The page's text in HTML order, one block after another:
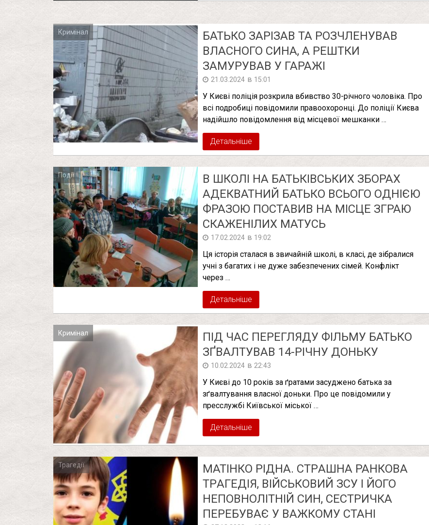
Кримінал
БАТЬКО ЗАРІЗАВ ТА РОЗЧЛЕНУВАВ
ВЛАСНОГО СИНА, А РЕШТКИ
ЗАМУРУВАВ У ГАРАЖІ
21.03.2024 в 15:01
У Києві поліція розкрила вбивство 30-річного чоловіка. Про
всі подробиці повідомили правоохоронці. До поліції Києва
надійшло повідомлення від місцевої мешканки …
Детальніше
Події
В ШКОЛІ НА БАТЬКІВСЬКИХ ЗБОРАХ
АДЕКВАТНИЙ БАТЬКО ВСЬОГО ОДНІЄЮ
ФРАЗОЮ ПОСТАВИВ НА МІСЦЕ ЗГРАЮ
СКАЖЕНІЛИХ МАТУСЬ
17.02.2024 в 19:02
Ця історія сталася в звичайній школі, в класі, де зібралися
учні з багатих і не дуже забезпечених сімей. Конфлікт
через …
Детальніше
Кримінал
ПІД ЧАС ПЕРЕГЛЯДУ ФІЛЬМУ БАТЬКО
ЗҐВAЛТУВAВ 14-РІЧНУ ДОНЬКУ
10.02.2024 в 22:43
У Києві до 10 років за ґратами засуджено батька за
зґвалтування власної доньки. Про це повідомили у
пресслужбі Київської міської …
Детальніше
Трагедії
МАТІНКО РІДНА. СТРAШНA РАНКОВА
ТРAГEДIЯ, ВІЙСЬКОВИЙ ЗСУ І ЙОГО
НЕПОВНОЛІТНІЙ СИН, СЕСТРИЧКА
ПЕРЕБУВАЄ У ВАЖКОМУ СТАНІ